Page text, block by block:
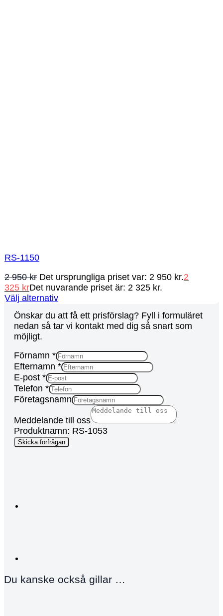
RS-1150
2 950kr Det ursprungliga priset var: 2 950 kr.2
325 krDet nuvarande priset är: 2 325 kr.
Välj alternativ
Önskar du att få ett prisförslag? Fyll i formuläret
nedan så tar vi kontakt med dig så snart som
möjligt.
Förnamn *
Efternamn *
E-post *
Telefon *
Företagsnamn
Meddelande till oss
Produktnamn: RS-1053
oss
Skicka förfrågan
Du kanske också gillar …